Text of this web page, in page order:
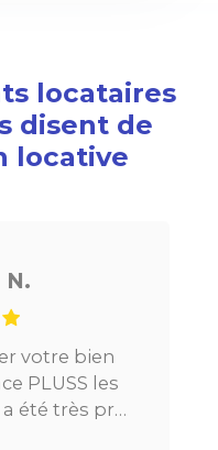
locataires
disent de
locative
N.
votre bien
PLUSS les
été très pro